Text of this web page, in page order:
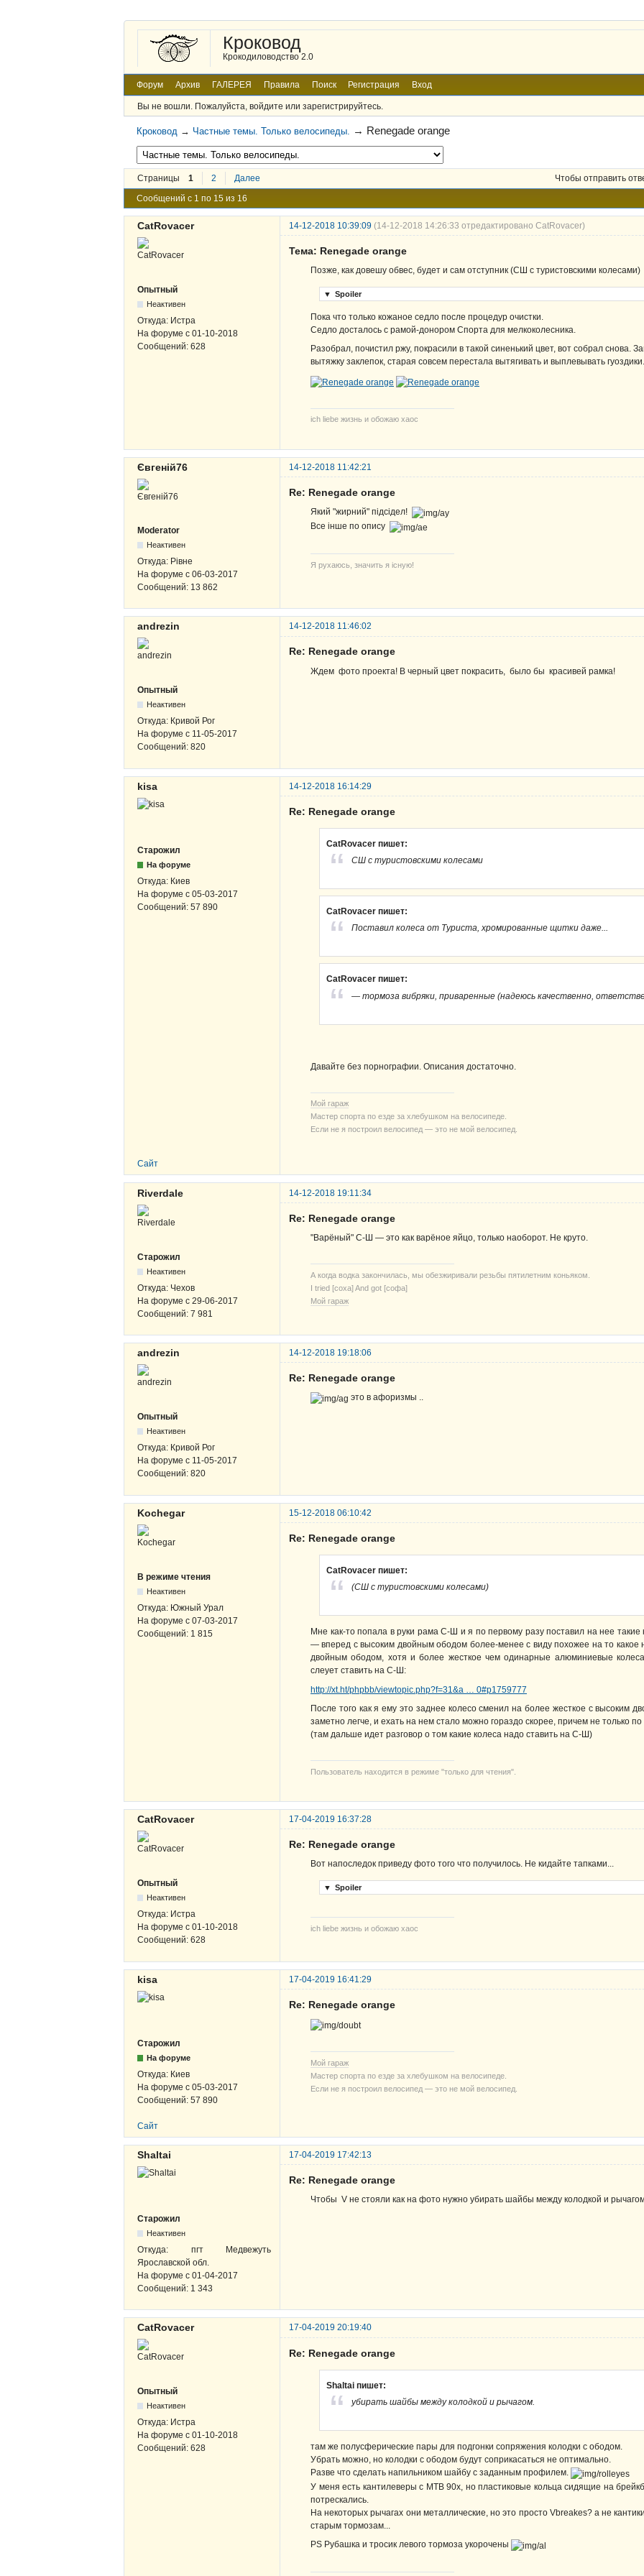
Кроковод
Крокодиловодство 2.0
Форум Архив ГАЛЕРЕЯ Правила Поиск Регистрация Вход
Вы не вошли. Пожалуйста, войдите или зарегистрируйтесь.
Кроковод → Частные темы. Только велосипеды. → Renegade orange
Страницы 1 2 Далее
Чтобы отправить
Сообщений с 1 по 15 из 16
CatRovacer 14-12-2018 10:39:09 (14-12-2018 14:26:33 отредактировано CatRovacer)
Опытный
Неактивен
Откуда: Истра
На форуме с 01-10-2018
Сообщений: 628
Тема: Renegade orange
Позже, как довешу обвес, будет и сам отступник (СШ с туристовскими колесами)
▼ Spoiler
Пока что только кожаное седло после процедур очистки.
Седло досталось с рамой-донором Спорта для мелкоколесника.
Разобрал, почистил ржу, покрасили в такой синенький цвет, вот собрал снова.
вытяжку заклепок, старая совсем перестала вытягивать и выплевывать гуоздики.
ich liebe жизнь и обожаю хаос
Євгеній76 14-12-2018 11:42:21
Moderator
Неактивен
Откуда: Рівне
На форуме с 06-03-2017
Сообщений: 13 862
Re: Renegade orange
Який "жирний" підсідел!
Все інше по опису
Я рухаюсь, значить я існую!
andrezin 14-12-2018 11:46:02
Опытный
Неактивен
Откуда: Кривой Рог
На форуме с 11-05-2017
Сообщений: 820
Re: Renegade orange
Ждем фото проекта! В черный цвет покрасить, было бы красивей рамка!
kisa 14-12-2018 16:14:29
Старожил
На форуме
Откуда: Киев
На форуме с 05-03-2017
Сообщений: 57 890
Re: Renegade orange
CatRovacer пишет:
СШ с туристовскими колесами
CatRovacer пишет:
Поставил колеса от Туриста, хромированные щитки даже...
CatRovacer пишет:
— тормоза вибряки, приваренные (надеюсь качественно,
Давайте без порнографии. Описания достаточно.
Мой гараж
Мастер спорта по езде за хлебушком на велосипеде.
Если не я построил велосипед — это не мой велосипед.
Сайт
Riverdale 14-12-2018 19:11:34
Старожил
Неактивен
Откуда: Чехов
На форуме с 29-06-2017
Сообщений: 7 981
Re: Renegade orange
"Варёный" С-Ш — это как варёное яйцо, только наоборот. Не круто.
А когда водка закончилась, мы обезжиривали резьбы пятилетним коньяком.
I tried [соха] And got [софа]
Мой гараж
andrezin 14-12-2018 19:18:06
Опытный
Неактивен
Откуда: Кривой Рог
На форуме с 11-05-2017
Сообщений: 820
Re: Renegade orange
это в афоризмы ..
Kochegar 15-12-2018 06:10:42
В режиме чтения
Неактивен
Откуда: Южный Урал
На форуме с 07-03-2017
Сообщений: 1 815
Re: Renegade orange
CatRovacer пишет:
(СШ с туристовскими колесами)
Мне как-то попала в руки рама С-Ш и я по первому разу поставил на нее
— вперед с высоким двойным ободом более-менее с виду похожее на то
двойным ободом, хотя и более жесткое чем одинарные алюминиевые
слеует ставить на С-Ш:
http://xt.ht/phpbb/viewtopic.php?f=31&a … 0#p1759777
После того как я ему это заднее колесо сменил на более жесткое с высоким
заметно легче, и ехать на нем стало можно гораздо скорее, причем не только по
(там дальше идет разговор о том какие колеса надо ставить на С-Ш)
Пользователь находится в режиме "только для чтения".
CatRovacer 17-04-2019 16:37:28
Опытный
Неактивен
Откуда: Истра
На форуме с 01-10-2018
Сообщений: 628
Re: Renegade orange
Вот напоследок приведу фото того что получилось. Не кидайте тапками...
▼ Spoiler
ich liebe жизнь и обожаю хаос
kisa 17-04-2019 16:41:29
Старожил
На форуме
Откуда: Киев
На форуме с 05-03-2017
Сообщений: 57 890
Re: Renegade orange
Мой гараж
Мастер спорта по езде за хлебушком на велосипеде.
Если не я построил велосипед — это не мой велосипед.
Сайт
Shaltai 17-04-2019 17:42:13
Старожил
Неактивен
Откуда: пгт Медвежуть
Ярославской обл.
На форуме с 01-04-2017
Сообщений: 1 343
Re: Renegade orange
Чтобы V не стояли как на фото нужно убирать шайбы между колодкой и
CatRovacer 17-04-2019 20:19:40
Опытный
Неактивен
Откуда: Истра
На форуме с 01-10-2018
Сообщений: 628
Re: Renegade orange
Shaltai пишет:
убирать шайбы между колодкой и рычагом.
там же полусферические пары для подгонки сопряжения колодки с ободом.
Убрать можно, но колодки с ободом будут соприкасаться не оптимально.
Разве что сделать напильником шайбу с заданным профилем.
У меня есть кантилеверы с MTB 90х, но пластиковые кольца сидящие на
потрескались.
На некоторых рычагах они металлические, но это просто Vbreakes? а не
старым тормозам...
PS Рубашка и тросик левого тормоза укорочены